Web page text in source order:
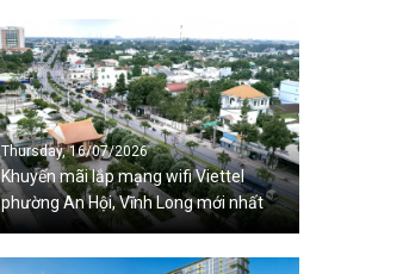
Thursday, 16/07/2026
Khuyến mãi lắp mạng wifi Viettel
phường An Hội, Vĩnh Long mới nhất